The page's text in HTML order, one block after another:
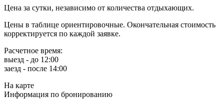
Цена за сутки, независимо от количества отдыхающих.
Цены в таблице ориентировочные. Окончательная стоимость
корректируется по каждой заявке.
Расчетное время:
выезд - до 12:00
заезд - после 14:00
На карте
Информация по бронированию